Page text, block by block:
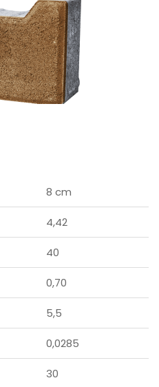
8 cm
4,42
40
0,70
5,5
0,0285
30